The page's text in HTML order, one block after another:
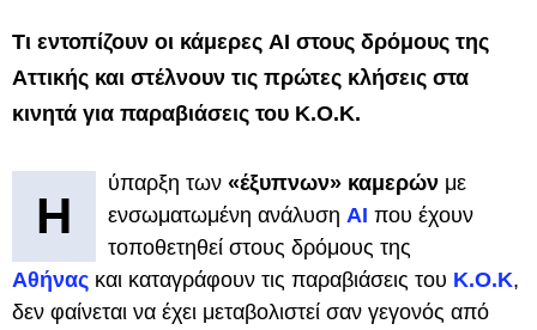
Τι εντοπίζουν οι κάμερες AI στους δρόμους της
Αττικής και στέλνουν τις πρώτες κλήσεις στα
κινητά για παραβιάσεις του Κ.Ο.Κ.
Η
ύπαρξη των «έξυπνων» καμερών με
ενσωματωμένη ανάλυση AI που έχουν
τοποθετηθεί στους δρόμους της
Αθήνας και καταγράφουν τις παραβιάσεις του Κ.Ο.Κ,
δεν φαίνεται να έχει μεταβολιστεί σαν γεγονός από